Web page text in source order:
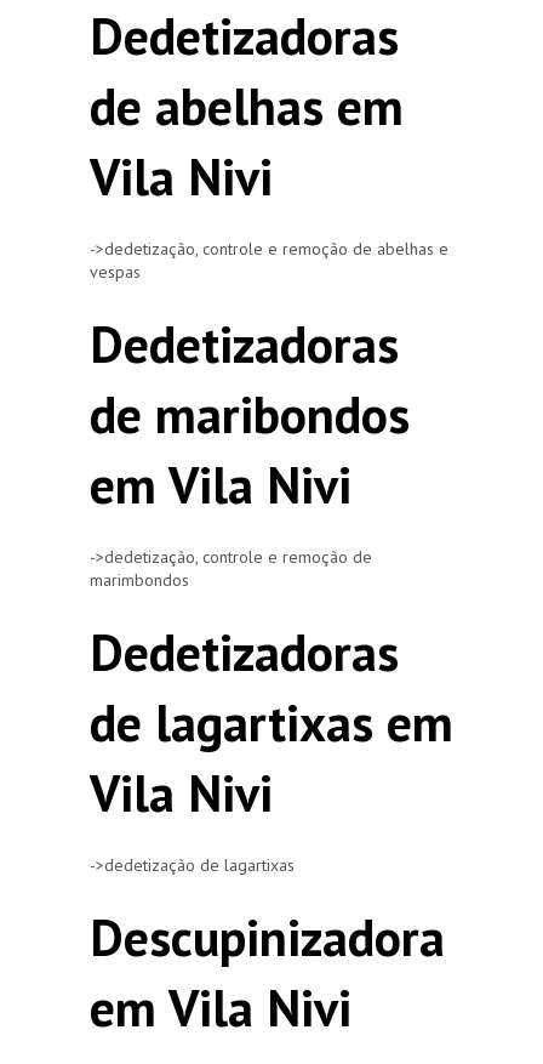
Dedetizadoras
de abelhas em
Vila Nivi
->dedetização, controle e remoção de abelhas e
vespas
Dedetizadoras
de maribondos
em Vila Nivi
->dedetização, controle e remoção de
marimbondos
Dedetizadoras
de lagartixas em
Vila Nivi
->dedetização de lagartixas
Descupinizadora
em Vila Nivi